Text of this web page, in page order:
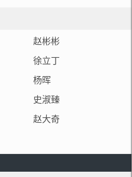
赵彬彬
徐立丁
杨晖
史淑臻
赵大奇